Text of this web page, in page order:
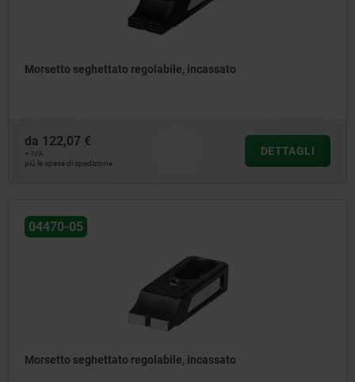
Morsetto seghettato regolabile, incassato
da 122,07 €
+ IVA
più le spese di spedizione
DETTAGLI
04470-05
Morsetto seghettato regolabile, incassato